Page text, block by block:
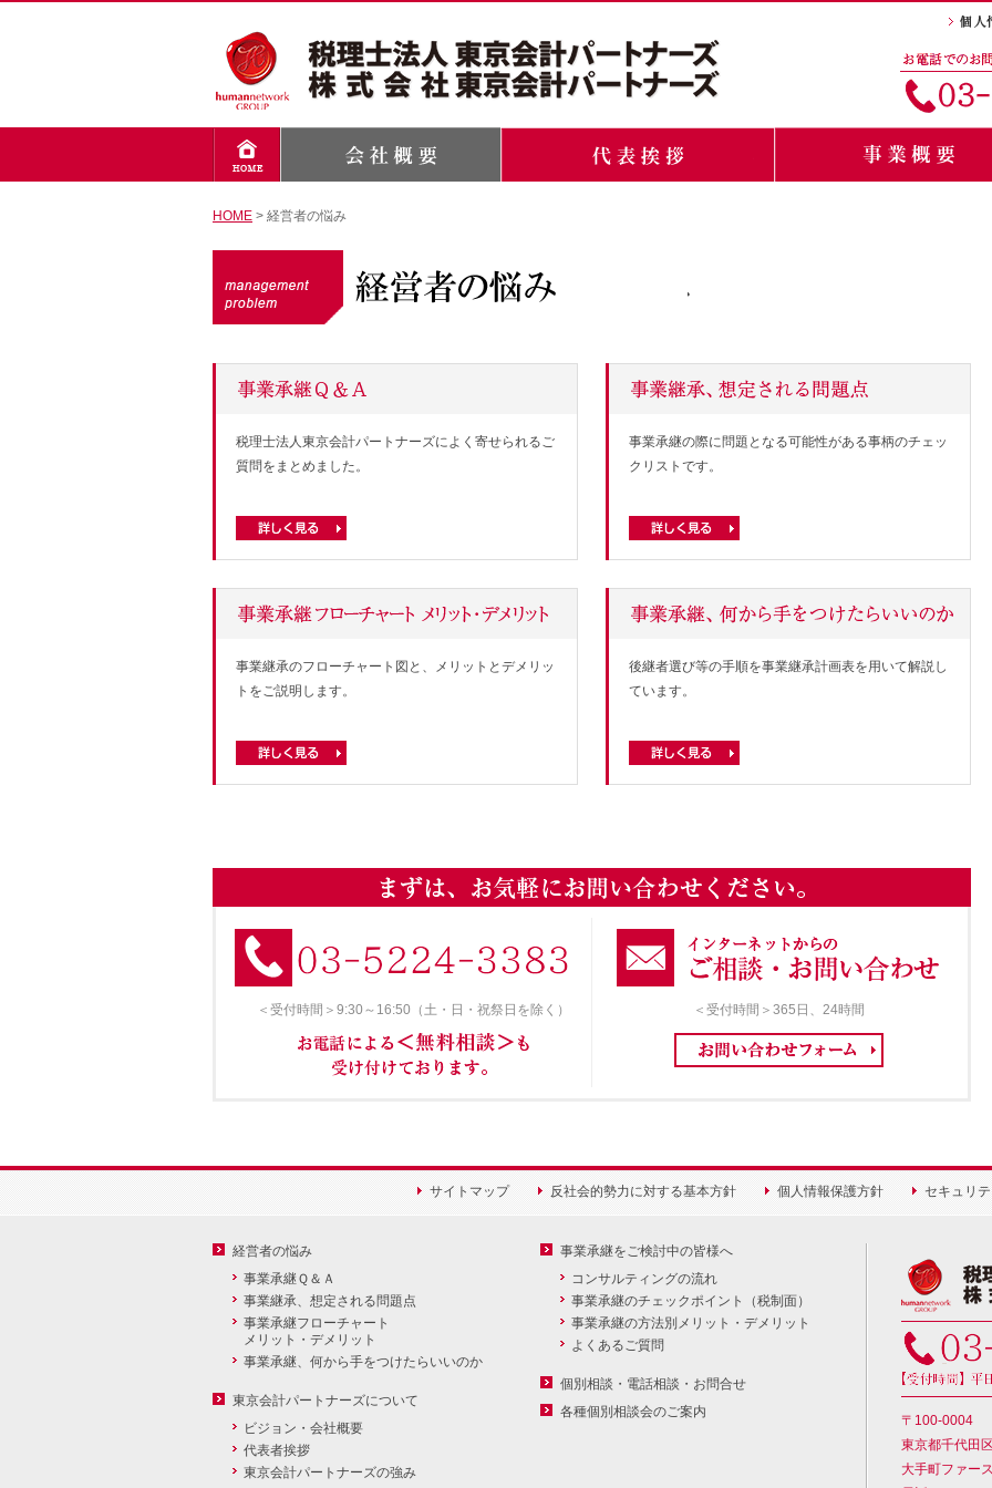
HOME > 経営者の悩み
税理士法人東京会計パートナーズによく寄せられるご
質問をまとめました。
事業承継の際に問題となる可能性がある事柄のチェッ
クリストです。
事業継承のフローチャート図と、メリットとデメリッ
トをご説明します。
後継者選び等の手順を事業継承計画表を用いて解説し
ています。
＜受付時間＞9:30～16:50（土・日・祝祭日を除く） ＜受付時間＞365日、24時間
サイトマップ 反社会的勢力に対する基本方針 個人情報保護方針 セキュリ
経営者の悩み
事業承継Ｑ＆Ａ
事業継承、想定される問題点
事業承継フローチャート
メリット・デメリット
事業承継、何から手をつけたらいいのか
東京会計パートナーズについて
ビジョン・会社概要
代表者挨拶
東京会計パートナーズの強み
事業承継をご検討中の皆様へ
コンサルティングの流れ
事業承継のチェックポイント（税制面）
事業承継の方法別メリット・デメリット
よくあるご質問
個別相談・電話相談・お問合せ
各種個別相談会のご案内
〒100-0004
東京都千代田
大手町ファー